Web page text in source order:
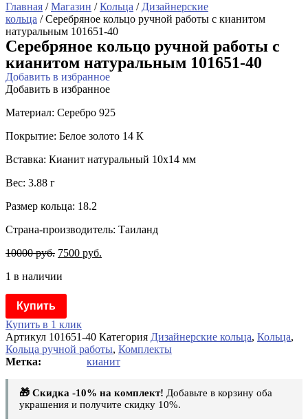
Главная /Магазин /Кольца / Дизайнерские
кольца / Серебряное кольцо ручной работы с кианитом
натуральным 101651-40
Серебряное кольцо ручной работы с
кианитом натуральным 101651-40
Добавить в избранное
Добавить в избранное
Материал: Серебро 925
Покрытие: Белое золото 14 К
Вставка: Кианит натуральный 10х14 мм
Вес: 3.88 г
Размер кольца: 18.2
Страна-производитель: Таиланд
10000руб. 7500 руб.
1 в наличии
Купить
Купить в 1 клик
Артикул 101651-40 Категория Дизайнерские кольца, Кольца,
Кольца ручной работы, Комплекты
кианит
🎁 Скидка -10% на комплект! Добавьте в корзину оба
украшения и получите скидку 10%.